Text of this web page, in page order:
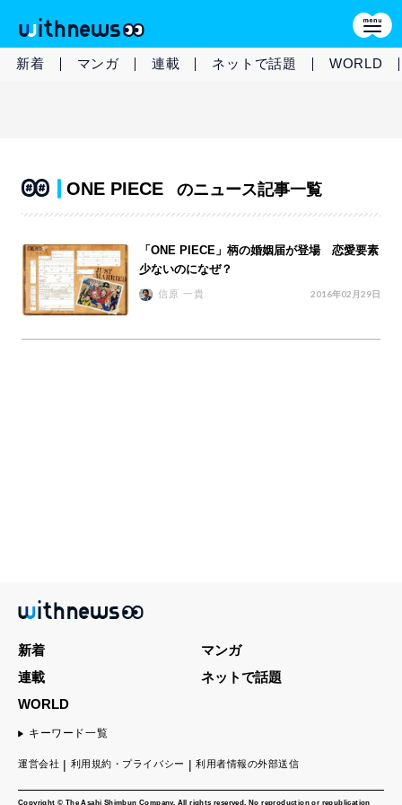
新着 マンガ 連載 ネットで話題 WORLD
ONE PIECE のニュース記事一覧
「ONE PIECE」柄の婚姻届が登場 恋愛要素
少ないのになぜ？
信原 一貴 2016年02月29日
Copyright © The Asahi Shimbun Company. All rights reserved. No reproduction or republication
新着
マンガ
連載
ネットで話題
WORLD
キーワード一覧
運営会社 利用規約・プライバシー 利用者情報の外部送信